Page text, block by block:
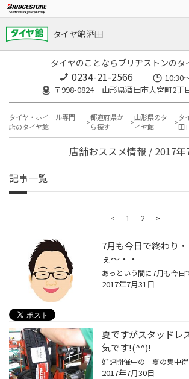
タイヤ館 酒田
タイヤのことならブリヂストンのタ
0234-21-2566
10:30
〒998-0824 山形県酒田市大宮町2丁
タイヤ・ホイール専門
店のタイヤ館
都道府県か
ら探す
山形県のタ
イヤ館
タ
田
店舗おススメ情報 / 2017年
記事一覧
< 1 2 >
7月も今日で終わり
ぇ～・・
2017年7月31日
夏ですがスタッドレ
気です!(^^)!
2017年7月30日